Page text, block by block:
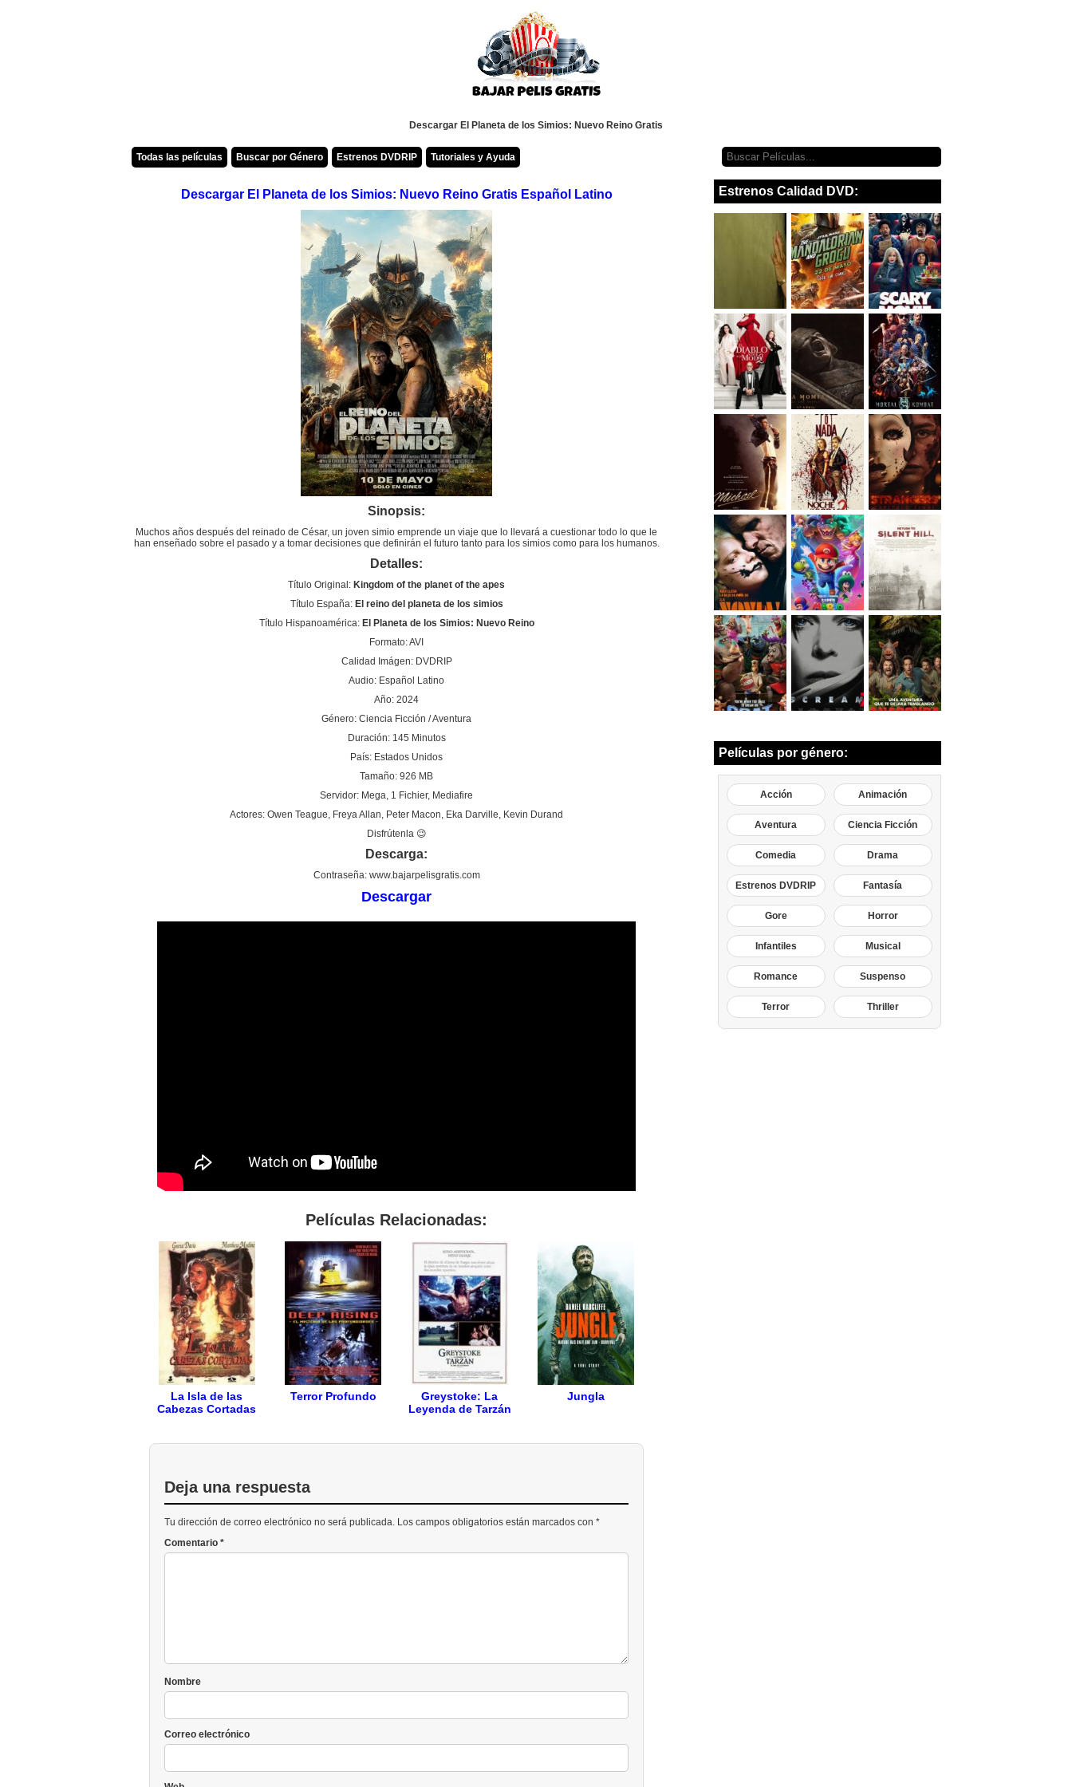
Descargar El Planeta de los Simios: Nuevo Reino Gratis
Todas las películas Buscar por Género Estrenos DVDRIP Tutoriales y Ayuda
Descargar El Planeta de los Simios: Nuevo Reino Gratis Español Latino
Sinopsis:
Muchos años después del reinado de César, un joven simio emprende un viaje que lo llevará a cuestionar todo lo que le
han enseñado sobre el pasado y a tomar decisiones que definirán el futuro tanto para los simios como para los humanos.
Detalles:
Título Original: Kingdom of the planet of the apes
Título España: El reino del planeta de los simios
Título Hispanoamérica: El Planeta de los Simios: Nuevo Reino
Formato: AVI
Calidad Imágen: DVDRIP
Audio: Español Latino
Año: 2024
Género: Ciencia Ficción / Aventura
Duración: 145 Minutos
País: Estados Unidos
Tamaño: 926 MB
Servidor: Mega, 1 Fichier, Mediafire
Actores: Owen Teague, Freya Allan, Peter Macon, Eka Darville, Kevin Durand
Disfrútenla 😉
Descarga:
Contraseña: www.bajarpelisgratis.com
Descargar
Películas Relacionadas:
La Isla de las
Cabezas Cortadas
Terror Profundo
Greystoke: La
Leyenda de Tarzán
Jungla
Deja una respuesta
Tu dirección de correo electrónico no será publicada. Los campos obligatorios están marcados con *
Comentario *
Nombre
Correo electrónico
Estrenos Calidad DVD:
Películas por género:
Acción Animación
Aventura Ciencia Ficción
Comedia Drama
Estrenos DVDRIP Fantasía
Gore Horror
Infantiles Musical
Romance Suspenso
Terror Thriller